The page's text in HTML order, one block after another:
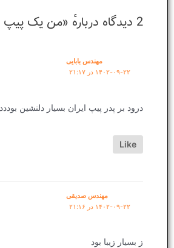
2 دیدگاه دربارهٔ «من یک پیپ هستم!»
مهندس بابایی
۱۴۰۲-۰۹-۲۲ در ۲۱:۱۷
درود بر پدر پیپ ایران بسیار دلنشین بوددد
Like
مهندس صدیقی
۱۴۰۲-۰۹-۲۲ در ۲۱:۱۶
ز بسیار زیبا بود